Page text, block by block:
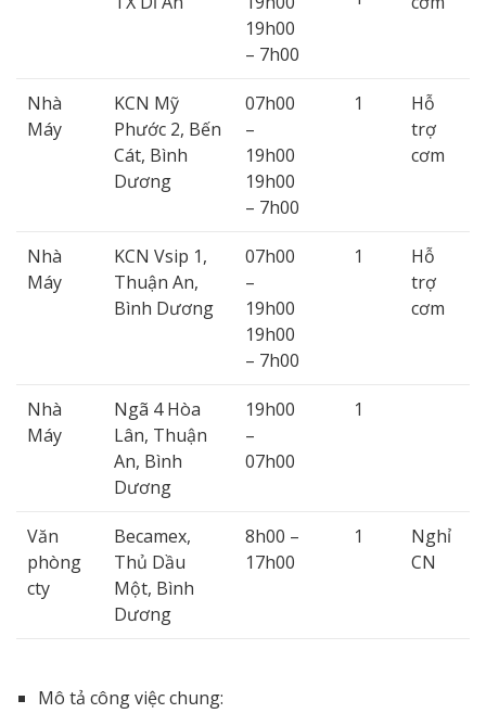
19h00
– 7h00
Nhà
Máy
KCN Mỹ
Phước 2, Bến
Cát, Bình
Dương
07h00
–
19h00
19h00
– 7h00
1
Hỗ
trợ
cơm
Nhà
Máy
KCN Vsip 1,
Thuận An,
Bình Dương
07h00
–
19h00
19h00
– 7h00
1
Hỗ
trợ
cơm
Nhà
Máy
Ngã 4 Hòa
Lân, Thuận
An, Bình
Dương
19h00
–
07h00
1
Văn
phòng
cty
Becamex,
Thủ Dầu
Một, Bình
Dương
8h00 –
17h00
1
Nghỉ
CN
Mô tả công việc chung: